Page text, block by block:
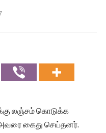
லஞ்சம் கொடுக்க
கைது செய்தனர்.